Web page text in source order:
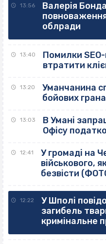
13:56
Валерія
облради
13:40
Помилки
втратити
13:20
Уманчанина
бойових
13:03
В Умані
Офісу
12:41
У громаді на
військового,
безвісти
12:22
У Шполі
загибель
кримінальне